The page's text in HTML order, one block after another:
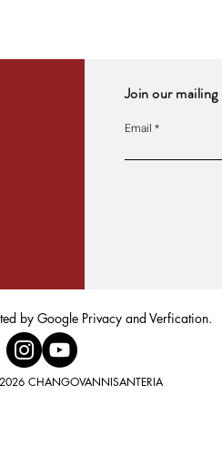
Join our
Email
by Google Privacy and Verfication.
CHANGOVANNISANTERIA